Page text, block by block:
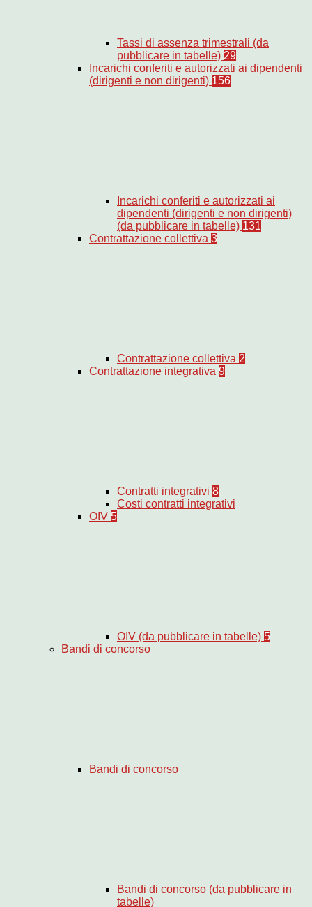
Tassi di assenza trimestrali (da
pubblicare in tabelle) 29
Incarichi conferiti e autorizzati ai dipendenti
(dirigenti e non dirigenti) 156
Incarichi conferiti e autorizzati ai
dipendenti (dirigenti e non dirigenti)
(da pubblicare in tabelle) 131
Contrattazione collettiva 3
Contrattazione collettiva 2
Contrattazione integrativa 9
Contratti integrativi 8
Costi contratti integrativi
OIV 5
OIV (da pubblicare in tabelle) 5
Bandi di concorso
Bandi di concorso
Bandi di concorso (da pubblicare in
tabelle)